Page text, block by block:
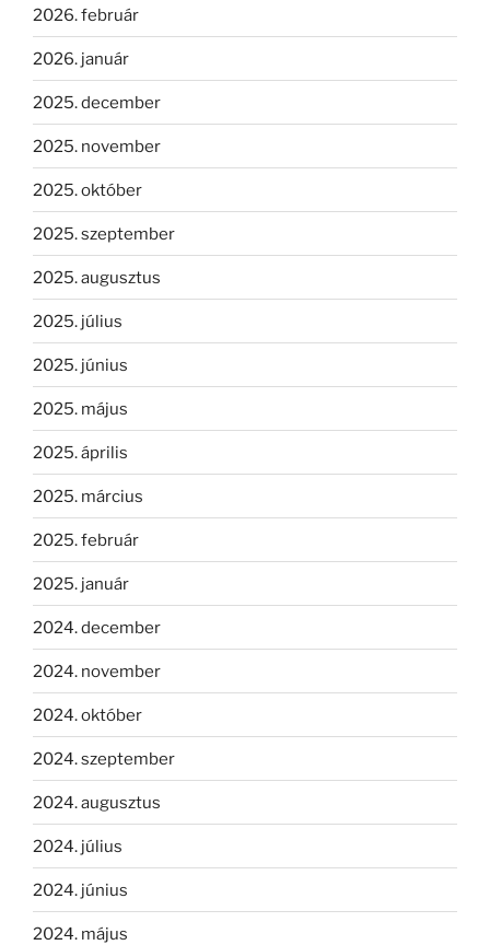
2026. február
2026. január
2025. december
2025. november
2025. október
2025. szeptember
2025. augusztus
2025. július
2025. június
2025. május
2025. április
2025. március
2025. február
2025. január
2024. december
2024. november
2024. október
2024. szeptember
2024. augusztus
2024. július
2024. június
2024. május